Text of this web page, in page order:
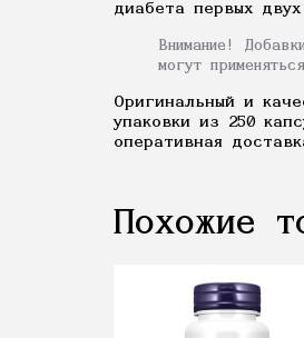
диабета первых
Внимание!
могут
Оригинальный и
упаковки из 250
оперативная
Похожие